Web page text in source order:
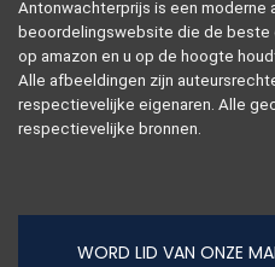
Antonwachterprijs is een moderne
beoordelingswebsite die de beste
op amazon en u op de hoogte
Alle afbeeldingen zijn
respectievelijke eigenaren. Alle
respectievelijke bronnen.
WORD LID VAN ONZE